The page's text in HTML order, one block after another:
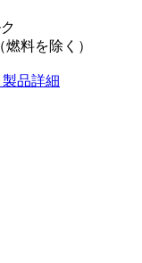
料を除く）
製品詳細